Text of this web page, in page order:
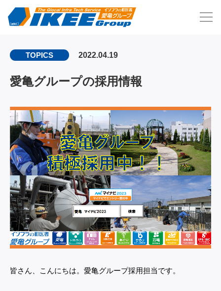
TOPICS 2022.04.19
愛亀グループの採用情報
皆さん、こんにちは。愛亀グループ採用担当です。